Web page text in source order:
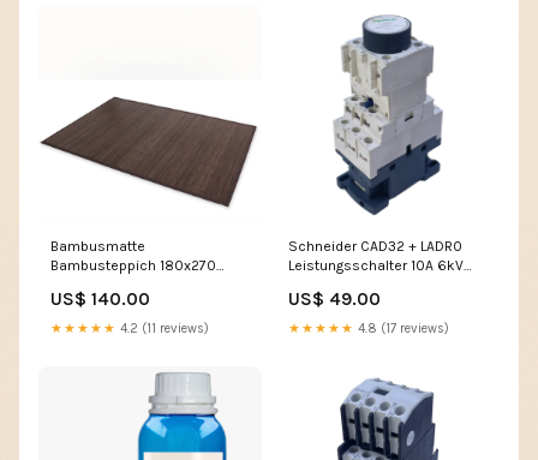
Bambusmatte
Bambusteppich 180x270
Garten & Terrasse
US$ 140.00
★★★★★ 4.2 (11 reviews)
Schneider CAD32 + LADR0
Leistungsschalter 10A 6kV
US$ 49.00
★★★★★ 4.8 (17 reviews)